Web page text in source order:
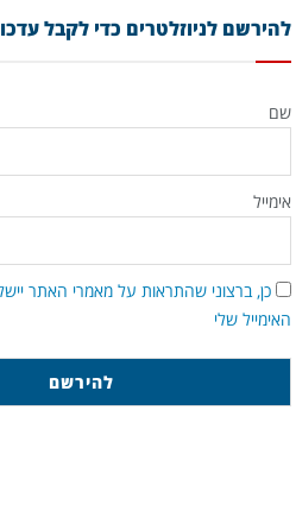
להירשם לניוזלטרים כדי לקבל
שם
אימייל
כן, ברצוני שהתראות על מאמרי האתר
האימייל שלי